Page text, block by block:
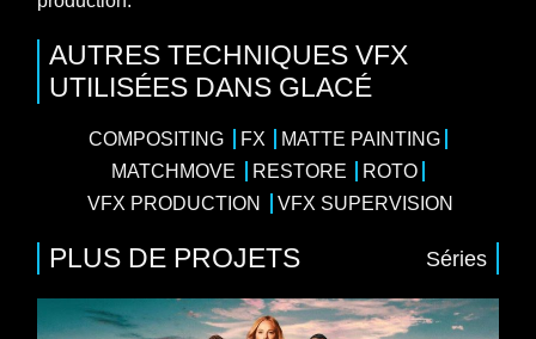
AUTRES TECHNIQUES VFX
UTILISÉES DANS GLACÉ
COMPOSITING FX
MATTE PAINTING
MATCHMOVE
RESTORE
ROTO
VFX PRODUCTION
VFX SUPERVISION
PLUS DE PROJETS Séries